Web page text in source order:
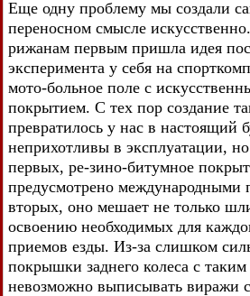
Еще одну проблему мы создали
переносном смысле
рижанам первым пришла идея
эксперимента у себя на
мото-больное поле с
покрытием. С тех пор создание
превратилось у нас в настоящий
неприхотливы в эксплуатации,
первых, ре-зино-битумное
предусмотрено международными
вторых, оно мешает не только
освоению необходимых для
приемов езды. Из-за слишком
покрышки заднего колеса с
невозможно выписывать виражи